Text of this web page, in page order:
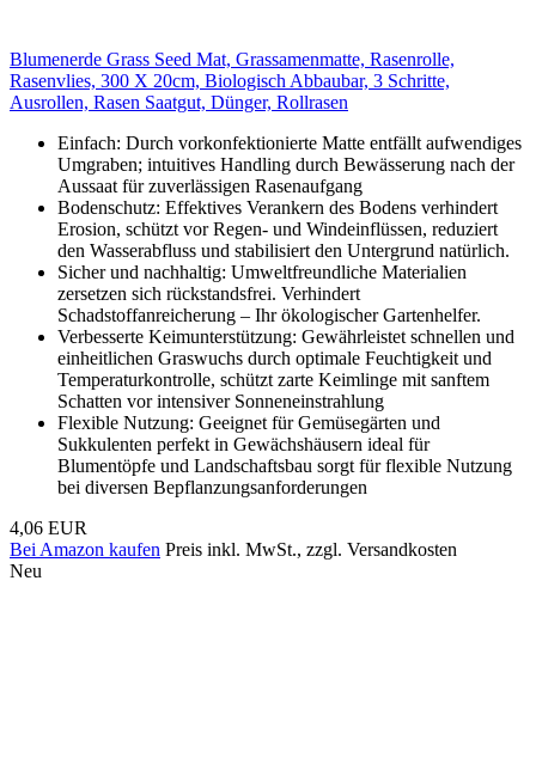
Blumenerde Grass Seed Mat, Grassamenmatte, Rasenrolle,
Rasenvlies, 300 X 20cm, Biologisch Abbaubar, 3 Schritte,
Ausrollen, Rasen Saatgut, Dünger, Rollrasen
Einfach: Durch vorkonfektionierte Matte entfällt aufwendiges
Umgraben; intuitives Handling durch Bewässerung nach der
Aussaat für zuverlässigen Rasenaufgang
Bodenschutz: Effektives Verankern des Bodens verhindert
Erosion, schützt vor Regen- und Windeinflüssen, reduziert
den Wasserabfluss und stabilisiert den Untergrund natürlich.
Sicher und nachhaltig: Umweltfreundliche Materialien
zersetzen sich rückstandsfrei. Verhindert
Schadstoffanreicherung – Ihr ökologischer Gartenhelfer.
Verbesserte Keimunterstützung: Gewährleistet schnellen und
einheitlichen Graswuchs durch optimale Feuchtigkeit und
Temperaturkontrolle, schützt zarte Keimlinge mit sanftem
Schatten vor intensiver Sonneneinstrahlung
Flexible Nutzung: Geeignet für Gemüsegärten und
Sukkulenten perfekt in Gewächshäusern ideal für
Blumentöpfe und Landschaftsbau sorgt für flexible Nutzung
bei diversen Bepflanzungsanforderungen
4,06 EUR
Bei Amazon kaufen Preis inkl. MwSt., zzgl. Versandkosten
Neu